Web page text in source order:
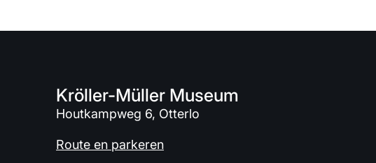
Kröller-Müller Museum
Houtkampweg 6, Otterlo
Route en parkeren